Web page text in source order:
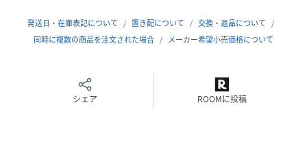
クリーニング 洗濯機洗い可（ネット使用）
MQ5837_1190
1190-00340-001-054 MQ5837)
発送日・在庫表記について 置き配について
交換・返品について
同時に複数の商品を注文された場合
メーカー希望小売価格について
シェア ROOMに投稿